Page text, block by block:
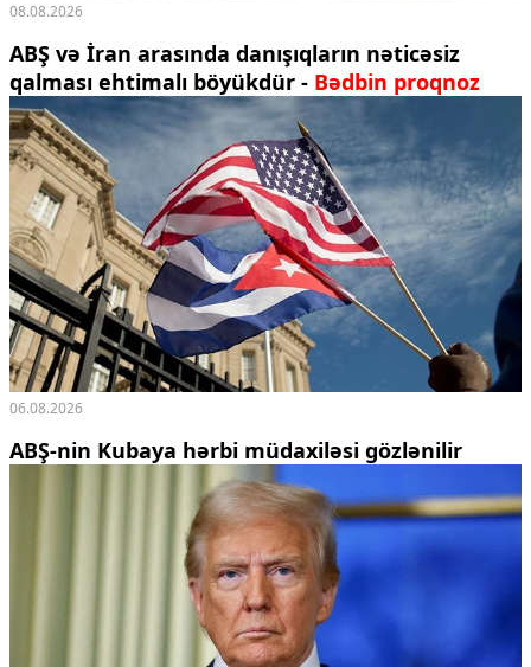
08.08.2026
ABŞ və İran arasında danışıqların nəticəsiz
qalması ehtimalı böyükdür - Bədbin proqnoz
06.08.2026
ABŞ-nin Kubaya hərbi müdaxiləsi gözlənilir